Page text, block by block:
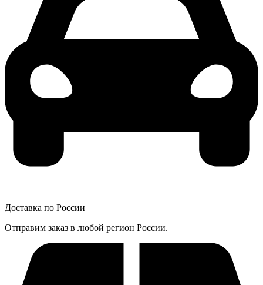
Доставка по России
Отправим заказ в любой регион России.